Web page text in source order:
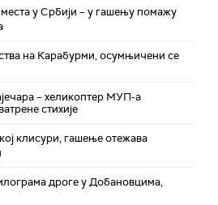
у Србији – у гашењу помажу
на Карабурми, осумњичени се
– хеликоптер МУП-а
стихије
клисури, гашење отежава
дроге у Добановцима,